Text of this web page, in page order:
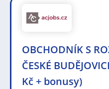
OBCHODNÍK S
ČESKÉ
Kč + bonusy)